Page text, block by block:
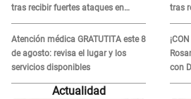
tras recibir fuertes ataques en
redes por DENUNCIA de acoso
contra Naldy Saldaña
Atención médica GRATUTITA este 8
de agosto: revisa el lugar y los
servicios disponibles
tras
con
Actualidad